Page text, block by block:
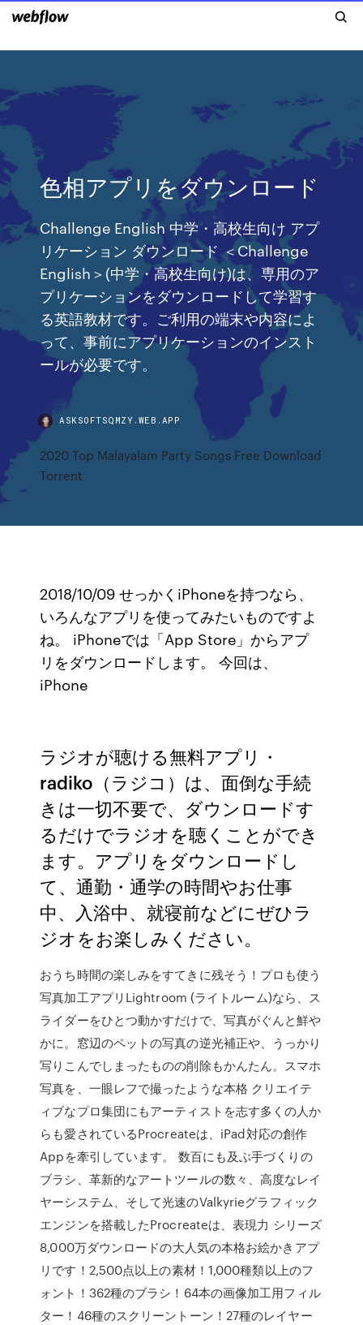
色相アプリをダウンロード
Challenge English 中学・高校生向け アプ
リケーション ダウンロード ＜Challenge
English＞(中学・高校生向け)は、専用のア
プリケーションをダウンロードして学習す
る英語教材です。ご利用の端末や内容によ
って、事前にアプリケーションのインスト
ールが必要です。
ASKSOFTSQMZY.WEB.APP
2020 Top Malayalam Party Songs Free Download
Torrent
2018/10/09 せっかくiPhoneを持つなら、
いろんなアプリを使ってみたいものですよ
ね。 iPhoneでは「App Store」からアプ
リをダウンロードします。 今回は、
iPhone
ラジオが聴ける無料アプリ・
radiko（ラジコ）は、面倒な手続
きは一切不要で、ダウンロードす
るだけでラジオを聴くことができ
ます。アプリをダウンロードし
て、通勤・通学の時間やお仕事
中、入浴中、就寝前などにぜひラ
ジオをお楽しみください。
おうち時間の楽しみをすてきに残そう！プロも使う
写真加工アプリLightroom (ライトルーム)なら、ス
ライダーをひとつ動かすだけで、写真がぐんと鮮や
かに。窓辺のペットの写真の逆光補正や、うっかり
写りこんでしまったものの削除もかんたん。スマホ
写真を、一眼レフで撮ったような本格 ‎クリエイテ
ィブなプロ集団にもアーティストを志す多くの人か
らも愛されているProcreateは、iPad対応の創作
Appを牽引しています。 数百にも及ぶ手づくりの
ブラシ、革新的なアートツールの数々、高度なレイ
ヤーシステム、そして光速のValkyrieグラフィック
エンジンを搭載したProcreateは、表現力 ‎シリーズ
8,000万ダウンロードの大人気の本格お絵かきアプ
リです！2,500点以上の素材！1,000種類以上のフ
ォント！362種のブラシ！64本の画像加工用フィル
ター！46種のスクリーントーン！27種のレイヤー